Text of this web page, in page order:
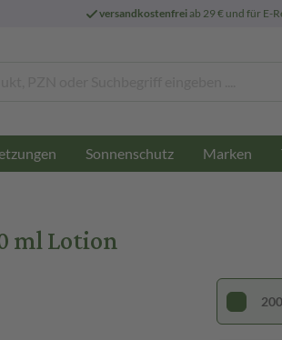
versandkostenfreiab 29 € und für E-
Sonnenschutz Marken
ml Lotion